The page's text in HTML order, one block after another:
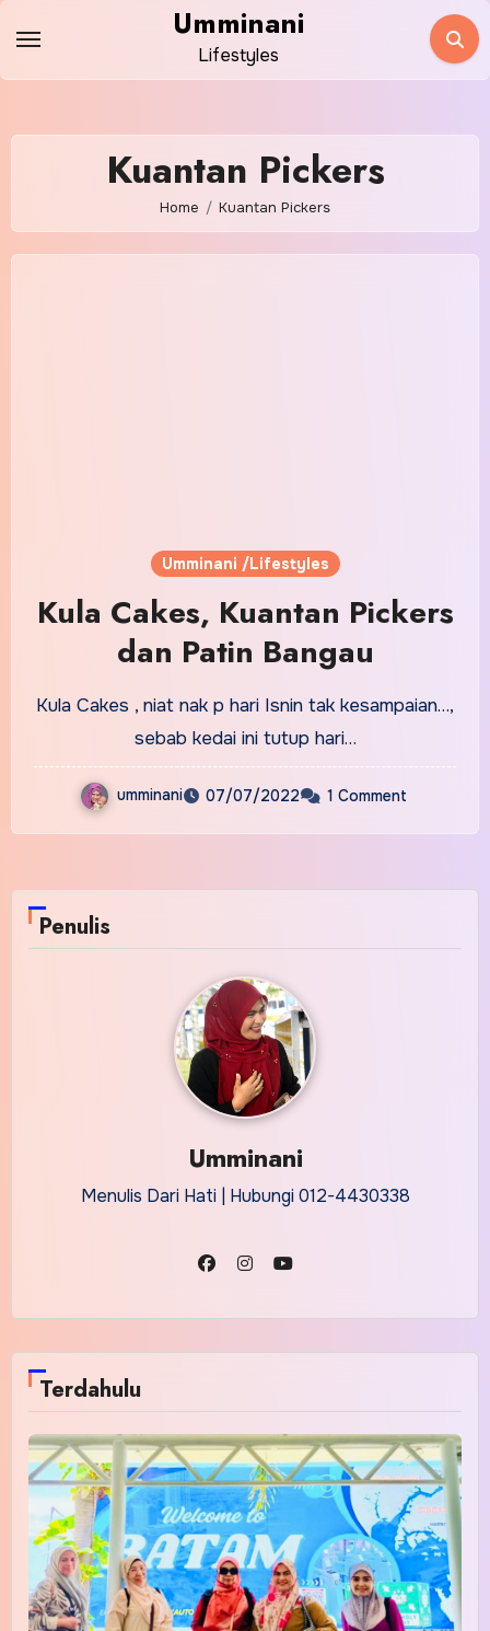
content
Umminani
Lifestyles
Kuantan Pickers
Home Kuantan Pickers
Umminani /Lifestyles
Kula Cakes, Kuantan Pickers
dan Patin Bangau
Kula Cakes , niat nak p hari Isnin tak kesampaian…,
sebab kedai ini tutup hari…
umminani 07/07/2022 1 Comment
Penulis
Umminani
Menulis Dari Hati | Hubungi 012-4430338
Terdahulu